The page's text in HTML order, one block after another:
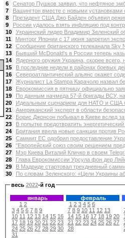
6
Сенатор Пушков заявил, что нефтяное
7
Вашингтон вместе с новыми
8
Президент США Джо Байден объявил
9
России удалось взять инфляцию под
10
Украинский лидер Владимир Зеленский
11
Минторг Японии с 17 июня запретил
12
Сообщение британского телеканала Sky
13
Бывший McDonald's в России теперь
14
Ядерного оружия Украина, скорее всего,
15
В последние недели в районах боевых
16
Североатлантический альянс окажет
17
Журналист La Stampa Карачоло назвал
18
Еврокомиссия в пятницу официально
19
По данным начмеда 57-й бригады ВСУ,
20
Идеальным сценарием для НАТО и США
21
Американский эксперт в области
22
Борис Джонсон побывал в Киеве вслед
23
В попытке предотвратить
24
Британия ввела новые санкции против
25
Саммит ЕС одобрил предоставление
26
"Европейский союз своим решением
27
Мэр Киева Виталий Кличко в своем
28
Глава Еврокомиссии Урсула фон дер
29
В Мадриде стартовал трехдневный
30
По словам Зеленского: «Цели Украины
весь 2022-й год
январь
1 2
3 4 5 6 7 8 9
10 11 12 13 14 15 16
17 18 19 20 21 22 23
24 25 26 27 28 29 30
31
февраль
1 2 3 4 5 6
7 8 9 10 11 12 13
14 15 16 17 18 19 20
21 22 23 24 25 26 27
28